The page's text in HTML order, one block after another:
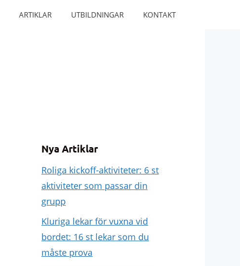
ARTIKLAR UTBILDNINGAR KONTAKT
Nya Artiklar
Roliga kickoff-aktiviteter: 6 st
aktiviteter som passar din
grupp
Kluriga lekar för vuxna vid
bordet: 16 st lekar som du
måste prova